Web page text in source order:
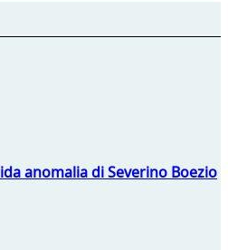
anomalia di Severino Boezio